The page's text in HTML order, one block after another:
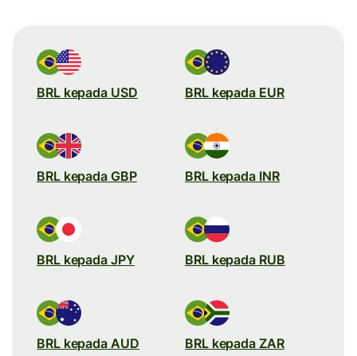
BRL kepada USD BRL kepada EUR
BRL kepada GBP BRL kepada INR
BRL kepada JPY BRL kepada RUB
BRL kepada AUD BRL kepada ZAR